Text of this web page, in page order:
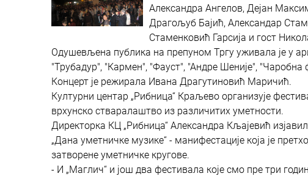
Александра Ангелов, Дејан
Драгољуб Бајић, Александар
Стаменковић Гарсија и гост
Одушевљена публика на препуном Тргу уживала је у
"Трубадур", "Кармен", "Фауст", "Андре Шеније", "Чаробна
Концерт је режирала Ивана Драгутиновић Маричић.
Културни центар „Рибница“ Краљево организује
врхунско стваралаштво из различитих уметности.
Директорка КЦ „Рибница“ Александра Кљајевић
„Дана уметничке музике“ - манифестације која је
затворене уметничке кругове.
- И „Маглич“ и још два фестивала које смо пре три